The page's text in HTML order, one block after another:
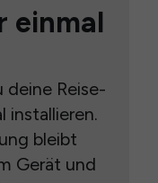
einmal
Reise-
installieren.
bleibt
Gerät und